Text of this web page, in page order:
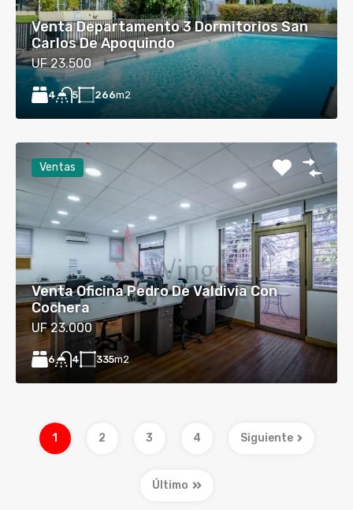
Venta Departamento 3 Dormitorios San
Carlos De Apoquindo
UF 23.500
4 5 266m2
Ventas
Venta Oficina Pedro De Valdivia Con
Cochera
UF 23.000
6 4 335m2
1 2 3 4 Siguiente
Último